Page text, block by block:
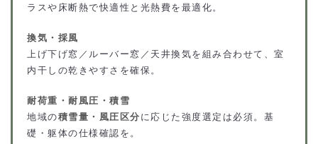
ラスや床断熱で快適性と光熱費を最適化。
換気・採風
上げ下げ窓／ルーバー窓／天井換気を組み合わせて、室
内干しの乾きやすさを確保。
耐荷重・耐風圧・積雪
地域の積雪量・風圧区分 に応じた強度選定は必須。基
礎・躯体の仕様確認を。